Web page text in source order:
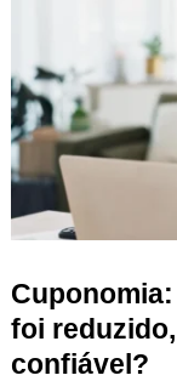
foi
confiável?